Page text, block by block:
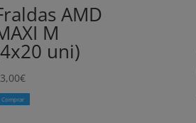
AMD
M
uni)
€
Comprar